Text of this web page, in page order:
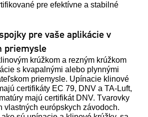
pre efektívne a stabilné
pre vaše aplikácie v
priemysle
krúžkom a rezným krúžkom
s kvapalnými alebo plynnými
priemysle. Upínacie klinové
certifikáty EC 79, DNV a TA-Luft,
majú certifikát DNV. Tvarovky
vlastných európskych závodoch.